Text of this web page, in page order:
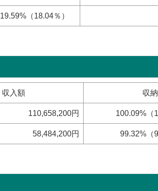
19.59%（18.04％）
収入額 収
110,658,200円 100.09%（
58,484,200円 99.32%（